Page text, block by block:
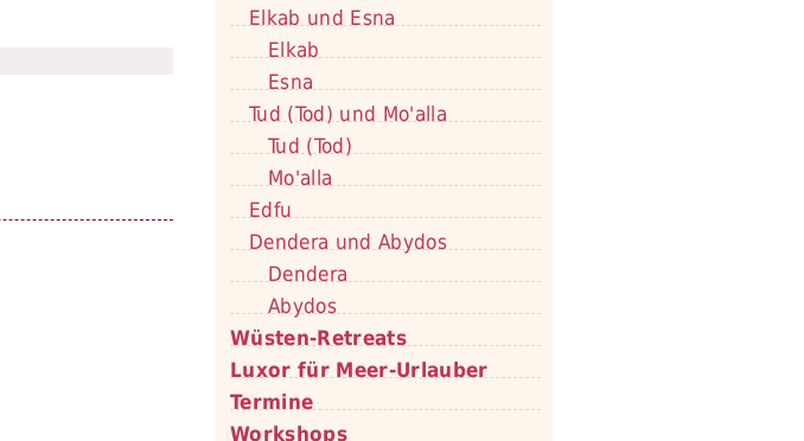
Elkab und Esna
Elkab
Esna
Tud (Tod) und Mo'alla
Tud (Tod)
Mo'alla
Edfu
Dendera und Abydos
Dendera
Abydos
Wüsten-Retreats
Luxor für Meer-Urlauber
Termine
Workshops